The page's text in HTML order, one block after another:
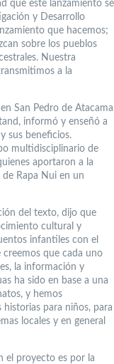
que este lanzamiento se
y Desarrollo
que hacemos;
sobre los pueblos
Nuestra
a la
San Pedro de Atacama
informó y enseñó a
sus beneficios.
multidisciplinario de
aportaron a la
Rapa Nui en un
del texto, dijo que
cultural y
infantiles con el
que cada uno
la información y
ha sido en base a una
y hemos
para niños, para
locales y en general
el proyecto es por la